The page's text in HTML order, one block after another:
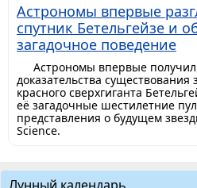
Астрономы впервые
спутник Бетельгейзе и
загадочное поведение
Астрономы впервые
доказательства существования
красного сверхгиганта
её загадочные шестилетние
представления о будущем
Science.